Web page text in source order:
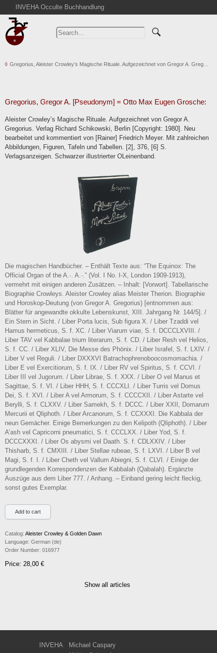
INVEHA Occulte Buchhandlung
Home
Advanced Search
Cart
Contact
Terms
Withdrawal
Gregorius, Aleister Crowley’s Magische Rituale. Aufgezeichnet von Gregor A. Greg…
Gregorius, Gregor A. [Pseudonym] = Otto Max Eugen Grosche:
Aleister Crowley’s Magische Rituale. Aufgezeichnet von Gregor A.
Gregorius. Verlag Richard Schikowski, Berlin [Copyright: 1980]. Neu
bearbeitet und kommentiert von [Rainer] Friedrich Meyer. Mit zahlreichen
Abbildungen, Figuren, Tafeln und Tabellen. [2], 376, [6] S.
Verlagsanzeigen. Schwarzer illustrierter OLeinenband.
Die magischen Handbücher. – Enthält Texte aus: “The Equinox: The
Official Organ of the A.·. A.·.” (Vol. I No. I-X, London 1909-1913),
vermehrt mit einigen anderen Zusätzen. – Inhalt: [Vorwort]. Tabellarische
Biographie Crowleys. Aleister Crowley alias Meister Therion. Biographie
und Horoskop-Deutung (von Gregor A. Gregorius) [entnommen aus:
Blätter für angewandte okkulte Lebenskunst, XIII. Jahrgang Nr. 144/5]. /
Ein Stern in Sicht. / Liber Porta lucis, Sub figura X. / Liber Tzaddi vel
Hamus hermeticus, S. f. XC. / Liber Viarum viae, S. f. DCCCLXVIII. /
Liber TAV vel Kabbalae trium literarum, S. f. CD. / Liber Resh vel Helios,
S. f. CC. / Liber XLIV, Die Messe des Phönix. / Liber Israfel, S. f. LXIV. /
Liber V vel Reguli. / Liber DXXXVI Batrachophrenoboocosmomachia. /
Liber E vel Exercitiorum, S. f. IX. / Liber RV vel Spiritus, S. f. CCVI. /
Liber III vel Jugorum. / Liber Librae, S. f. XXX. / Liber O vel Manus et
Sagittae, S. f. VI. / Liber HHH, S. f. CCCXLI. / Liber Turris vel Domus
Dei, S. f. XVI. / Liber A vel Armorum, S. f. CCCCXII. / Liber Astarte vel
Berylli, S. f. CLXXV. / Liber Samekh, S. f. DCCC. / Liber XXII, Domarum
Mercurii et Qliphoth. / Liber Arcanorum, S. f. CCXXXI. Die Kabbala der
neun Gemächer. Einige Bemerkungen zu den Kelipoth (Qliphoth). / Liber
A’ash vel Capricorni pneumatici, S. f. CCCLXX. / Liber Yod, S. f.
DCCCXXXI. / Liber Os abysmi vel Daath. S. f. CDLXXIV. / Liber
Thisharb, S. f. CMXIII. / Liber Stellae rubeae, S. f. LXVI. / Liber B vel
Magi, S. f. I. / Liber Cheth vel Vallum Abiegni, S. f. CLVI. / Einige der
grundlegenden Korrespondenzen der Kabbalah (Qabalah). Ergänzte
Auszüge aus dem Liber 777. / Anhang. – Einband gering leicht fleckig,
sonst gutes Exemplar.
Catalog: Aleister Crowley & Golden Dawn
Language: German (de)
Order Number: 016977
Price: 28,00 €
Show all articles
INVEHA Michael Caspary